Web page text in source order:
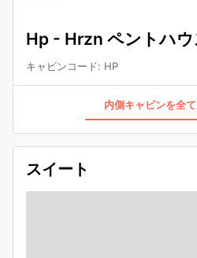
Hp - Hrzn ペントハウ
キャビンコード: HP
内側キャビンを全
スイート